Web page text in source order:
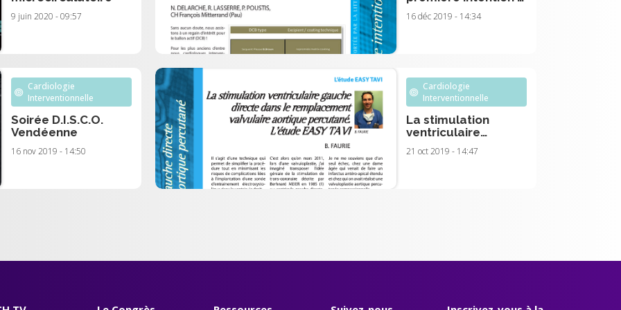
9 juin 2020 - 09:57
une approche
confortée par la
16 déc 2019 - 14:34
Cardiologie
Interventionnelle
Soirée D.I.S.C.O.
Vendéenne
16 nov 2019 - 14:50
Cardiologie
Interventionnelle
La stimulation
ventriculaire
dans le
21 oct 2019 - 14:47